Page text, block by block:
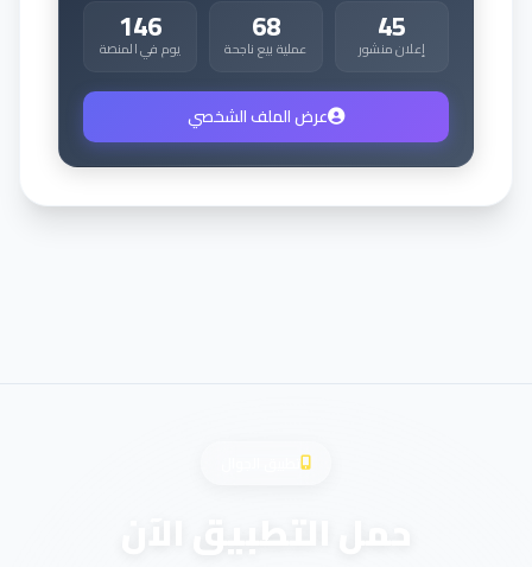
45
إعلان منشور 68
عملية بيع ناجحة 146
يوم في المنصة
عرض الملف الشخصي
حمل التطبيق الآن